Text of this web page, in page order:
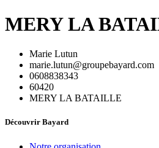
MERY LA
Marie Lutun
marie.lutun@groupebayard.com
0608838343
60420
MERY LA BATAILLE
Découvrir Bayard